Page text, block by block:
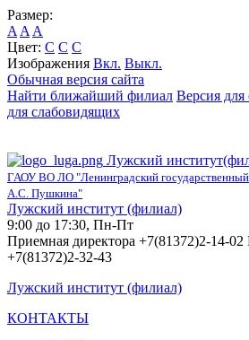
Размер:
A A A
Цвет: C C C
Изображения Вкл. Выкл.
Обычная версия сайта
Найти ближайший филиал Версия
для слабовидящих
Лужский
ГАОУ ВО ЛО "Ленинградский государственный
А.С. Пушкина"
Лужский институт (филиал)
9:00 до 17:30, Пн-Пт
Приемная директора +7(81372)2-14-
+7(81372)2-32-43
Лужский институт (филиал)
КОНТАКТЫ